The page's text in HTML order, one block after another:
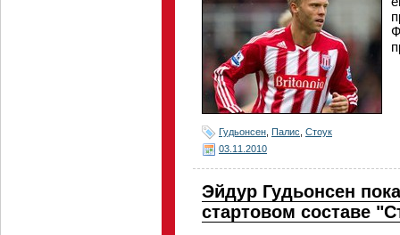
Гудьонсен Палис Стоук
03.11.2010
Эйдур Гудьонсен
стартовом составе